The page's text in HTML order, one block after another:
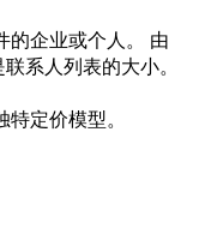
的企业或个人。 由
系人列表的大小。
定价模型。